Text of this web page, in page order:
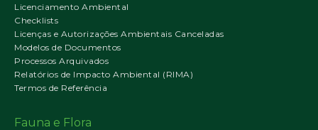
Licenciamento Ambiental
Checklists
Licenças e Autorizações Ambientais Canceladas
Modelos de Documentos
Processos Arquivados
Relatórios de Impacto Ambiental (RIMA)
Termos de Referência
Fauna e Flora